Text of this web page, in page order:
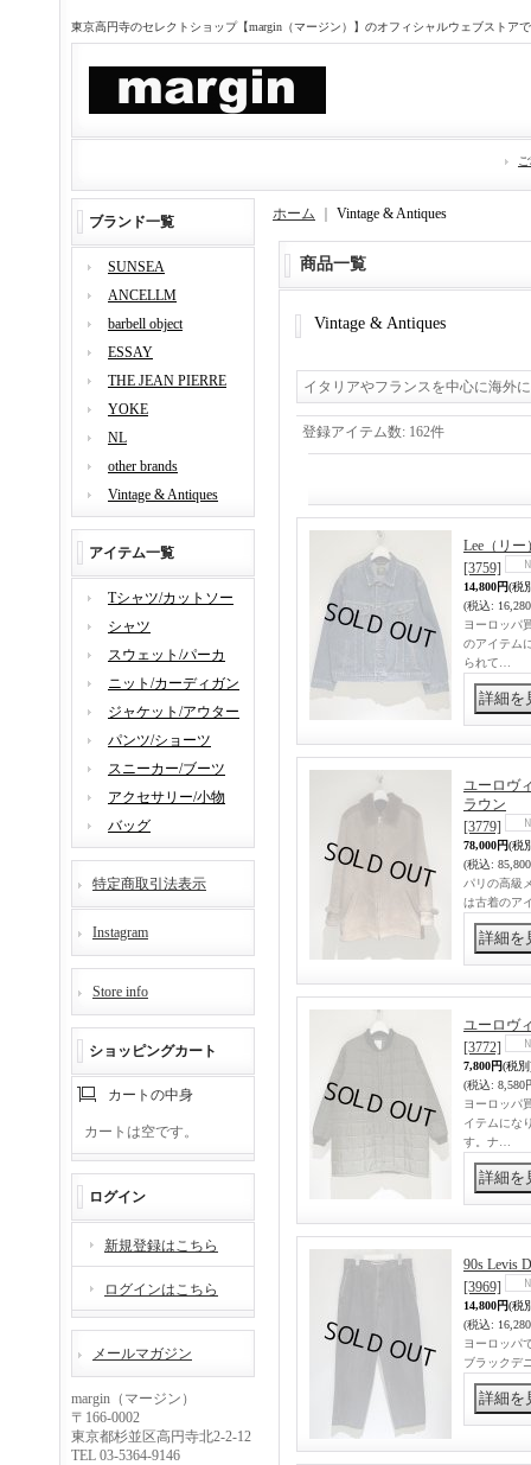
東京高円寺のセレクトショップ【margin（マージン）】のオフィシャルウェブストア
ブランド一覧
SUNSEA
ANCELLM
barbell object
ESSAY
THE JEAN PIERRE
YOKE
NL
other brands
Vintage & Antiques
アイテム一覧
Tシャツ/カットソー
シャツ
スウェット/パーカ
ニット/カーディガン
ジャケット/アウター
パンツ/ショーツ
スニーカー/ブーツ
アクセサリー/小物
バッグ
特定商取引法表示
Instagram
Store info
ショッピングカート
カートの中身
カートは空です。
ログイン
新規登録はこちら
ログインはこちら
メールマガジン
margin（マージン）
〒166-0002
東京都杉並区高円寺北2-2-12
TEL 03-5364-9146
ホーム Vintage & Antiques
商品一覧
Vintage & Antiques
イタリアやフランスを中心に海外
登録アイテム数: 162件
Lee（リ
[3759]
14,800円(税
(税込:
ヨーロッパ
のアイテム
られて…
ユーロヴ
ラウン
[3779]
78,000円(税
(税込:
パリの高級
は古着のア
ユーロヴ
[3772]
7,800円(税
(税込: 8,580
ヨーロッパ
イテムにな
す。ナ…
90s Levis
[3969]
14,800円(税
(税込:
ヨーロッパ
ブラックデ